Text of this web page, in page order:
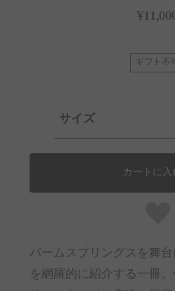
ギフト不
サイズ
カートに入
パームスプリングスを舞
を網羅的に紹介する一冊